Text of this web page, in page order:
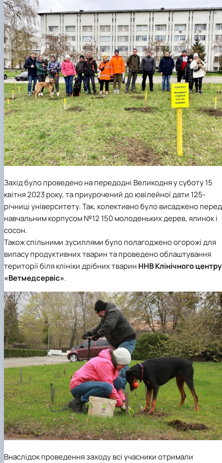
Захід було проведено на передодні Великодня у суботу 15
квітня 2023 року, та приурочений до ювілейної дати 125-
річниці університету. Так, колективно було висаджено перед
навчальним корпусом №12 150 молоденьких дерев, ялинок і
сосон.
Також спільними зусиллями було полагоджено огорожі для
випасу продуктивних тварин та проведено облаштування
території біля клініки дрібних тварин ННВ Клінічного центру
«Ветмедсервіс».
Внаслідок проведення заходу всі учасники отримали